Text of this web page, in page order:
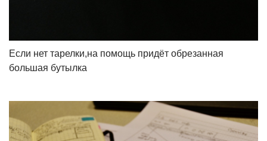
Если нет тарелки,на помощь придёт обрезанная
большая бутылка